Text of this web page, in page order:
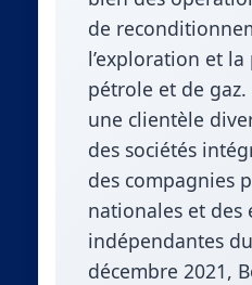
de
l’exploration et
pétrole et de gaz.
une clientèle
des sociétés
des compagnies
nationales et des
indépendantes
décembre 2021,